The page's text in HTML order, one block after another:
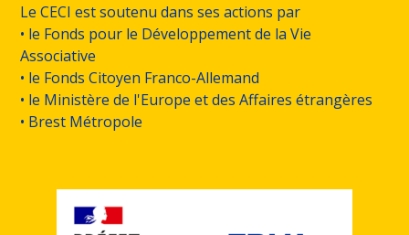
Le CECI est soutenu dans ses actions par
• le Fonds pour le Développement de la Vie
Associative
• le Fonds Citoyen Franco-Allemand
• le Ministère de l'Europe et des Affaires étrangères
• Brest Métropole